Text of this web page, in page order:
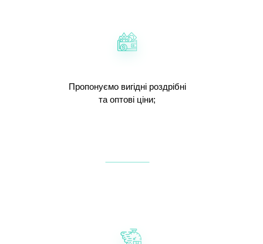
Пропонуємо вигідні роздрібні
та оптові ціни;